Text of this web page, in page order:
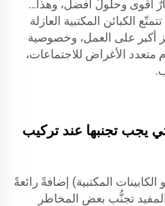
أقوى وحلولٌ أفضل، وهذا…
الكبائن المكتبية العازلة
أكبر على العمل، وخصوصية
متعدد الأغراض للاجتماعات،
يجب تجنبها عند تركيب
المكتبية) إضافةً رائعةً
تجنُّب بعض المخاطر